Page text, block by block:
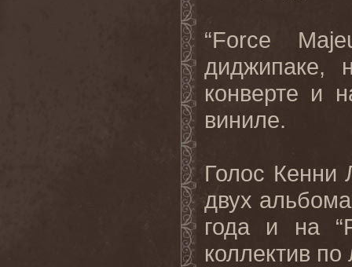
“Force
диджипаке,
конверте и
виниле.
Голос
двух
года и на
коллектив